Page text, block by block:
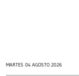
MARTES 04 AGOSTO 2026